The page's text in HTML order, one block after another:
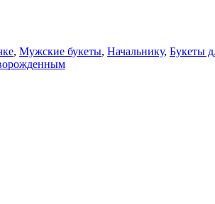
, Мужские букеты, Начальнику, Букеты